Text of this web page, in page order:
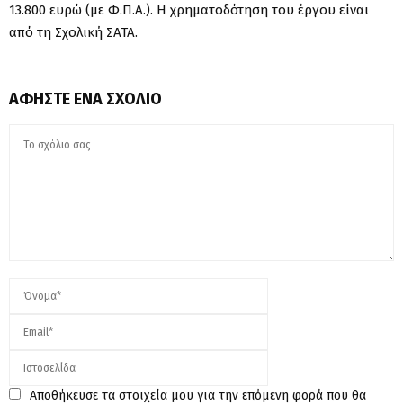
13.800 ευρώ (με Φ.Π.Α.). Η χρηματοδότηση του έργου είναι
από τη Σχολική ΣΑΤΑ.
ΑΦΉΣΤΕ ΈΝΑ ΣΧΌΛΙΟ
Αποθήκευσε τα στοιχεία μου για την επόμενη φορά που θα